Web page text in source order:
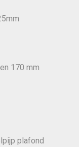
170 mm
plafond